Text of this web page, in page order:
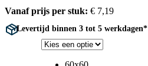
Vanaf prijs per stuk: € 7,19
Levertijd binnen 3 tot 5 werkdagen*